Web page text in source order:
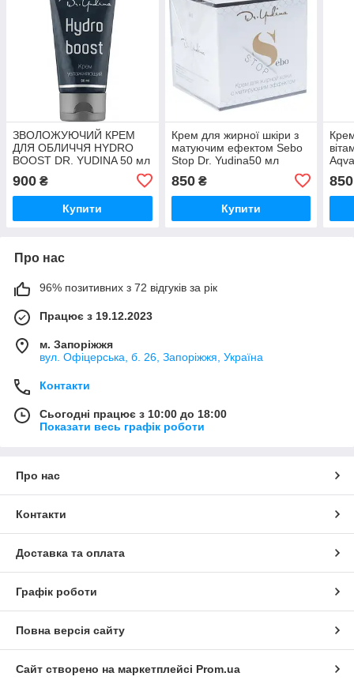
ЗВОЛОЖУЮЧИЙ КРЕМ
ДЛЯ ОБЛИЧЧЯ HYDRO
BOOST DR. YUDINA 50 мл
900 ₴
Купити
Крем для жирної шкіри з
матуючим ефектом Sebo
Stop Dr. Yudina50 мл
850₴
Купити
850
Про нас
96% позитивних з 72 відгуків за рік
Працює з 19.12.2023
м. Запоріжжя
вул. Офіцерська, б. 26, Запоріжжя, Україна
Контакти
Сьогодні працює з 10:00 до 18:00
Показати весь графік роботи
Про нас
Контакти
Доставка та оплата
Графік роботи
Повна версія сайту
Сайт створено на маркетплейсі Prom.ua